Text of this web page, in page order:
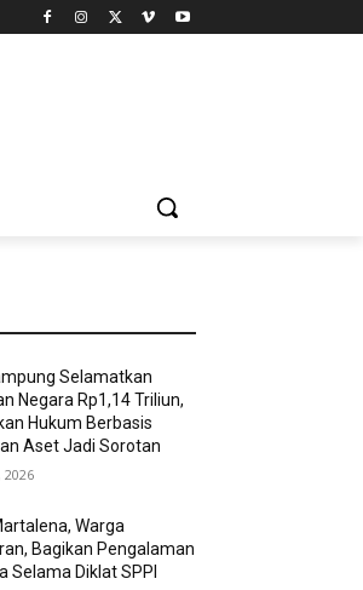
Selamatkan
Negara Rp1,14 Triliun,
Hukum Berbasis
Aset Jadi Sorotan
2026
Warga
Bagikan Pengalaman
Selama Diklat SPPI